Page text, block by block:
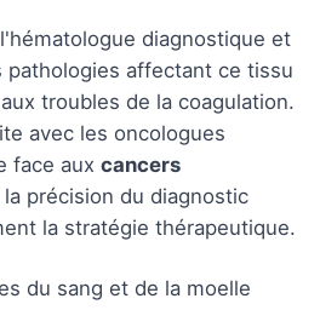
diagnostique et
affectant ce tissu
troubles de la coagulation.
avec les oncologues
face aux cancers
la précision du diagnostic
la stratégie thérapeutique.
du sang et de la moelle